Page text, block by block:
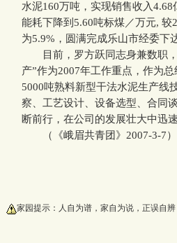
水泥160万吨，实现销售收入
能耗下降到5.60吨标煤／万元,
为5.9%，圆满完成乐山市经委下
目前，罗方跃同志身兼数职，
产”作为2007年工作重点，作为
5000吨熟料新型干法水泥生产线
察、工艺设计、设备选型、合同
断前行，在公司的发展壮大中
（《峨眉共青团》2007-3-7）
家园提示：人自为谱，家自为说，正误自